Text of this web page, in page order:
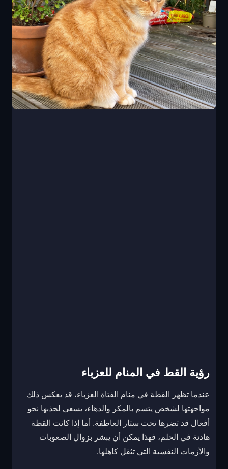
رؤية القط في المنام للعزباء
عندما تظهر القطة في منام الفتاة العزباء، قد يعكس ذلك
مواجهتها لشخص يتسم بالمكر والدهاء، يسعى لجذبها نحو
أفعال قد تضرها تحت ستار العاطفة. أما إذا كانت القطة
هادئة في الحلم، فهذا يمكن أن يبشر بزوال الصعوبات
والأزمات النفسية التي تثقل كاهلها.